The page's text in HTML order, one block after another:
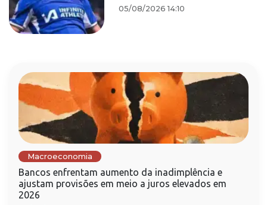
05/08/2026 14:10
Macroeconomia
Bancos enfrentam aumento da inadimplência e
ajustam provisões em meio a juros elevados em
2026